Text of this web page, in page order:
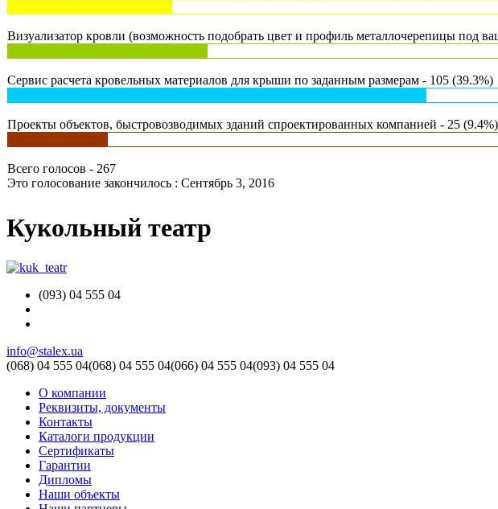
Визуализатор кровли (возможность подобрать цвет и профиль металлочерепицы под
Сервис расчета кровельных материалов для крыши по заданным размерам - 105 (39.3%)
Проекты объектов, быстровозводимых зданий спроектированных компанией - 25 (9.4%)
Всего голосов - 267
Это голосование закончилось : Сентябрь 3, 2016
Кукольный театр
(093) 04 555 04
info@stalex.ua
(068) 04 555 04(068) 04 555 04(066) 04 555 04(093) 04 555 04
О компании
Реквизиты, документы
Контакты
Каталоги продукции
Сертификаты
Гарантии
Дипломы
Наши объекты